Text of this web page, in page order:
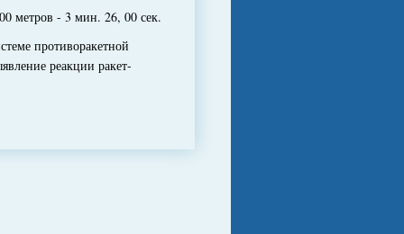
метров - 3 мин. 26, 00 сек.
противоракетной
реакции ракет-